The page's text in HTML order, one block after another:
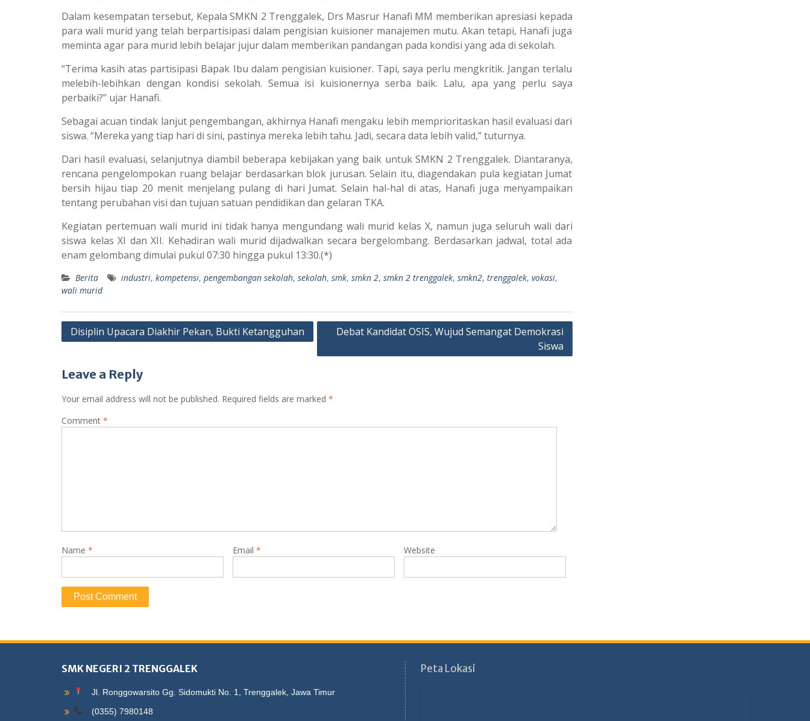
Dalam kesempatan tersebut, Kepala SMKN 2 Trenggalek, Drs Masrur Hanafi MM memberikan apresiasi kepada
para wali murid yang telah berpartisipasi dalam pengisian kuisioner manajemen mutu. Akan tetapi, Hanafi juga
meminta agar para murid lebih belajar jujur dalam memberikan pandangan pada kondisi yang ada di sekolah.
“Terima kasih atas partisipasi Bapak Ibu dalam pengisian kuisioner. Tapi, saya perlu mengkritik. Jangan terlalu
melebih-lebihkan dengan kondisi sekolah. Semua isi kuisionernya serba baik. Lalu, apa yang perlu saya
perbaiki?” ujar Hanafi.
Sebagai acuan tindak lanjut pengembangan, akhirnya Hanafi mengaku lebih memprioritaskan hasil evaluasi dari
siswa. “Mereka yang tiap hari di sini, pastinya mereka lebih tahu. Jadi, secara data lebih valid,” tuturnya.
Dari hasil evaluasi, selanjutnya diambil beberapa kebijakan yang baik untuk SMKN 2 Trenggalek. Diantaranya,
rencana pengelompokan ruang belajar berdasarkan blok jurusan. Selain itu, diagendakan pula kegiatan Jumat
bersih hijau tiap 20 menit menjelang pulang di hari Jumat. Selain hal-hal di atas, Hanafi juga menyampaikan
tentang perubahan visi dan tujuan satuan pendidikan dan gelaran TKA.
Kegiatan pertemuan wali murid ini tidak hanya mengundang wali murid kelas X, namun juga seluruh wali dari
siswa kelas XI dan XII. Kehadiran wali murid dijadwalkan secara bergelombang. Berdasarkan jadwal, total ada
enam gelombang dimulai pukul 07:30 hingga pukul 13:30.(*)
Berita industri, kompetensi, pengembangan sekolah, sekolah, smk, smkn 2, smkn 2 trenggalek, smkn2, trenggalek, vokasi,
wali murid
Post
Disiplin Upacara Diakhir Pekan, Bukti Ketangguhan
Debat Kandidat OSIS, Wujud Semangat Demokrasi
Siswa
Leave a Reply
Your email address will not be published. Required fields are marked *
Comment *
Name * Email * Website
SMK NEGERI 2 TRENGGALEK
Jl. Ronggowarsito Gg. Sidomukti No. 1, Trenggalek, Jawa Timur
(0355) 7980148
Peta Lokasi